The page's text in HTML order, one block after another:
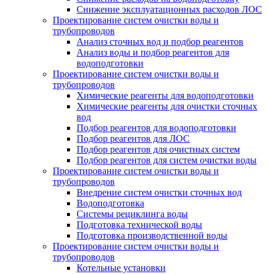
Снижение эксплуатационных расходов ЛОС
Проектирование систем очистки воды и
трубопроводов
Анализ сточных вод и подбор реагентов
Анализ воды и подбор реагентов для
водоподготовки
Проектирование систем очистки воды и
трубопроводов
Химические реагенты для водоподготовки
Химические реагенты для очистки сточных
вод
Подбор реагентов для водоподготовки
Подбор реагентов для ЛОС
Подбор реагентов для очистных систем
Подбор реагентов для систем очистки воды
Проектирование систем очистки воды и
трубопроводов
Внедрение систем очистки сточных вод
Водоподготовка
Системы рециклинга воды
Подготовка технической воды
Подготовка производственной воды
Проектирование систем очистки воды и
трубопроводов
Котельные установки